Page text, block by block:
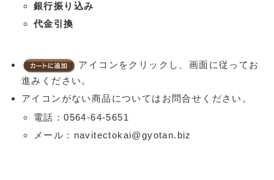
銀行振り込み
代金引換
アイコンをクリックし、画面に従ってお
進みください。
アイコンがない商品についてはお問合せください。
電話：0564-64-5651
メール：navitectokai@gyotan.biz